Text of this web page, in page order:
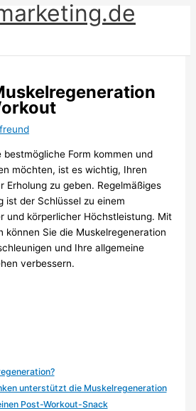
bestmögliche Form kommen und
möchten, ist es wichtig, Ihren
Erholung zu geben. Regelmäßiges
ist der Schlüssel zu einem
und körperlicher Höchstleistung. Mit
können Sie die Muskelregeneration
und Ihre allgemeine
verbessern.
unterstützt die Muskelregeneration
Post-Workout-Snack